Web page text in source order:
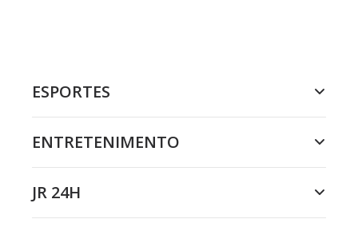
ESPORTES
ENTRETENIMENTO
JR 24H